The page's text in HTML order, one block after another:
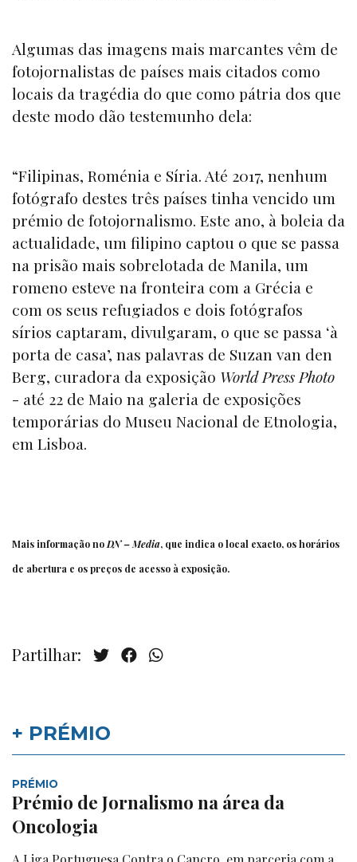
Algumas das imagens mais marcantes vêm de
fotojornalistas de países mais citados como
locais da tragédia do que como pátria dos que
deste modo dão testemunho dela:
“Filipinas, Roménia e Síria. Até 2017, nenhum
fotógrafo destes três países tinha vencido um
prémio de fotojornalismo. Este ano, à boleia da
actualidade, um filipino captou o que se passa
na prisão mais sobrelotada de Manila, um
romeno esteve na fronteira com a Grécia e
com os seus refugiados e dois fotógrafos
sírios captaram, divulgaram, o que se passa ‘à
porta de casa’, nas palavras de Suzan van den
Berg, curadora da exposição World Press Photo
- até 22 de Maio na galeria de exposições
temporárias do Museu Nacional de Etnologia,
em Lisboa.
Mais informação noDN – Media, que indica o local exacto, os horários
de abertura e os preços de acesso à exposição.
Partilhar:
+ PRÉMIO
PRÉMIO
Prémio de Jornalismo na área da
Oncologia